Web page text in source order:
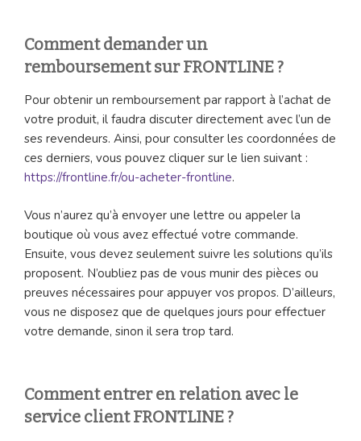
Comment demander un
remboursement sur FRONTLINE ?
Pour obtenir un remboursement par rapport à l’achat de
votre produit, il faudra discuter directement avec l’un de
ses revendeurs. Ainsi, pour consulter les coordonnées de
ces derniers, vous pouvez cliquer sur le lien suivant :
https://frontline.fr/ou-acheter-frontline.
Vous n’aurez qu’à envoyer une lettre ou appeler la
boutique où vous avez effectué votre commande.
Ensuite, vous devez seulement suivre les solutions qu’ils
proposent. N’oubliez pas de vous munir des pièces ou
preuves nécessaires pour appuyer vos propos. D’ailleurs,
vous ne disposez que de quelques jours pour effectuer
votre demande, sinon il sera trop tard.
Comment entrer en relation avec le
service client FRONTLINE ?